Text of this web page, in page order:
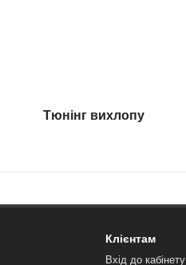
Тюнінг вихлопу
Клієнтам
Вхід до кабінету